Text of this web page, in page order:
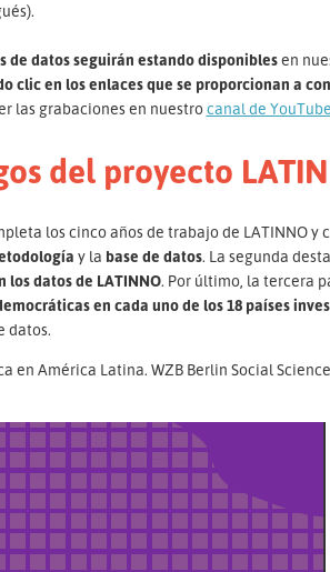
de datos seguirán estando disponiblesen
clic en los enlaces que se proporcionan a
las grabaciones en nuestrocanal de YouTube
del proyecto
los cinco años de trabajo de LATINNO y
y la base de datos. La segunda
los datos de LATINNO. Por último, la tercera
en cada uno de los 18 países
datos.
en América Latina. WZB Berlin Social